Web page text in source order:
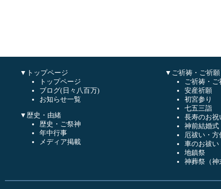
▼トップページ
トップページ
ブログ(日々八百万)
お知らせ一覧
▼歴史・由緒
歴史・ご祭神
年中行事
メディア掲載
▼ご祈祷・ご祈願
ご祈祷・
安産祈願
初宮参り
七五三詣
長寿のお祝
神前結婚式
厄祓い・方
車のお祓い
地鎮祭
神葬祭（神